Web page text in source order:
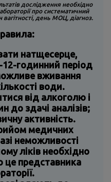
дослідження необхідно
про систематичний
вагітності, день МОЦ, діагноз.
натщесерце,
годинний період
вживання
води.
від алкоголю і
до здачі аналізів;
активність.
медичних
неможливості
ліків необхідно
це представника